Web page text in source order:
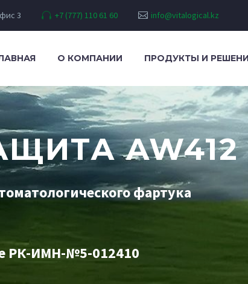
3 +7 (777) 110 61 60 info@vitalogical.kz
О КОМПАНИИ ПРОДУКТЫ И
AW412
фартука
РК-ИМН-№5-012410